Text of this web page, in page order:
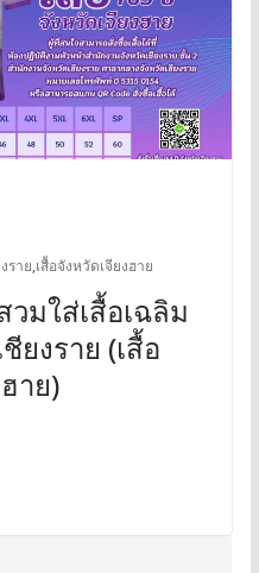
ราย,เสื้อจังหวัดเจียงฮาย
มใส่เสื้อเฉลิม
ยงราย (เสื้อ
าย)